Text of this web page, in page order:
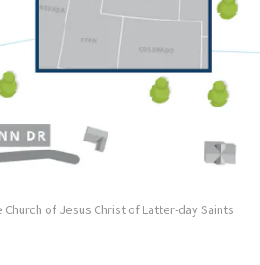
Church of Jesus Christ of Latter-day Saints